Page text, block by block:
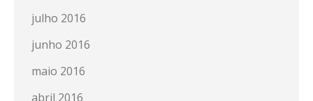
julho 2016
junho 2016
maio 2016
abril 2016